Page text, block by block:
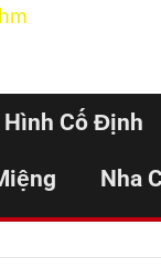
Hình Cố Định
Nha